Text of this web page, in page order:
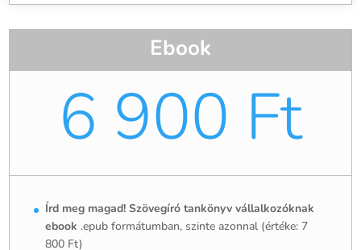
Ebook
6 900 Ft
Írd meg magad! Szövegíró tankönyv vállalkozóknak
ebook .epub formátumban, szinte azonnal (értéke: 7
800 Ft)